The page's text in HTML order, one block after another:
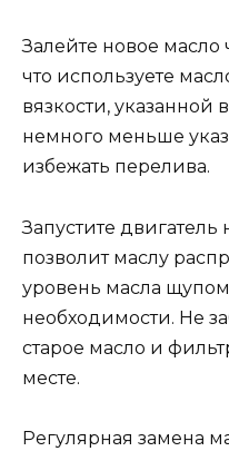
Залейте новое масло
что используете
вязкости, указанной
немного меньше
избежать перелива.
Запустите двигатель
позволит маслу
уровень масла
необходимости. Не
старое масло и
месте.
Регулярная замена